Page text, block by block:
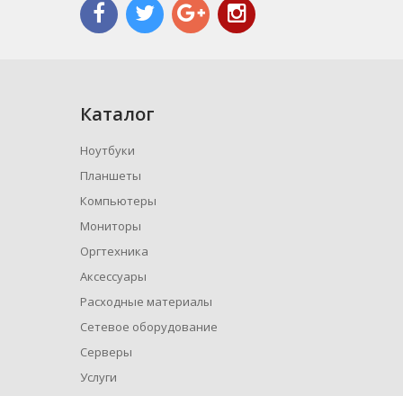
Каталог
Ноутбуки
Планшеты
Компьютеры
Мониторы
Оргтехника
Аксессуары
Расходные материалы
Сетевое оборудование
Серверы
Услуги